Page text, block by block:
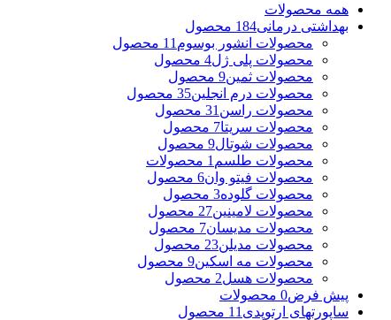
همه محصولات
بهداشتی درمانی184 محصول
محصولات انشور بوسوم 11 محصول
محصولات پلی ژل4 محصول
محصولات ثمین9 محصول
محصولات درم انجلین35 محصول
محصولات راسن 31 محصول
محصولات سریتا7 محصول
محصولات شوتال9 محصول
محصولات طلسم 1 محصولات
محصولات فیتو وان6 محصول
محصولات گلوده3 محصول
محصولات لامینین27 محصول
محصولات مدیسان7 محصول
محصولات مدیلن23 محصول
محصولات مه اسکین9 محصول
محصولات هسل2 محصول
پیش فرض0 محصولات
ساپورتهای ارتوپدی 11 محصول